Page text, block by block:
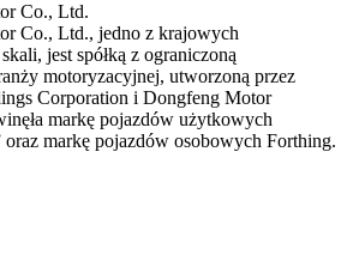
Co., Ltd.
Co., Ltd., jedno z krajowych
jest spółką z ograniczoną
motoryzacyjnej, utworzoną przez
Corporation i Dongfeng Motor
markę pojazdów użytkowych
markę pojazdów osobowych Forthing.